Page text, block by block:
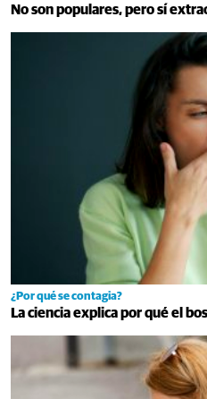
No son populares, pero sí
¿Por qué se contagia?
La ciencia explica por qué el